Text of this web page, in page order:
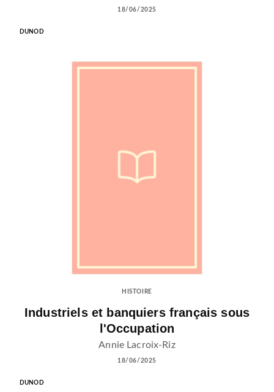
18/06/2025
DUNOD
HISTOIRE
Industriels et banquiers français sous
l'Occupation
Annie Lacroix-Riz
18/06/2025
DUNOD